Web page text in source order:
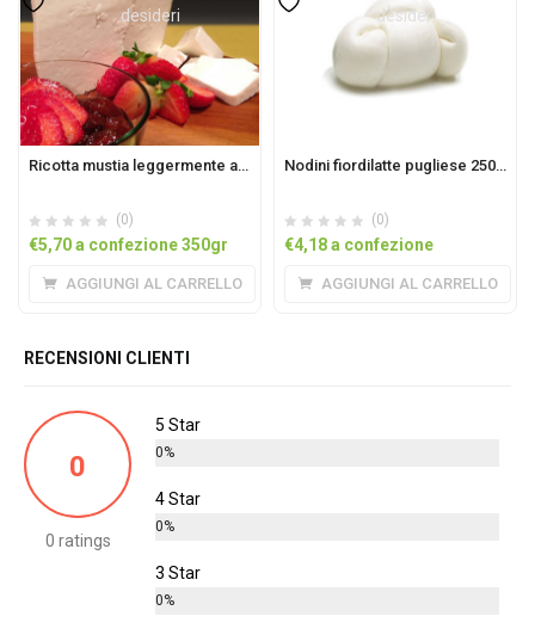
desideri
Ricotta mustia leggermente affumicata confezione 350gr
(0)
€5,70a confezione 350gr
AGGIUNGI AL CARRELLO
desideri
Nodini fiordilatte pugliese 250gr
(0)
€4,18a confezione
AGGIUNGI AL CARRELLO
RECENSIONI CLIENTI
0
0 ratings
5 Star
0%
4 Star
0%
3 Star
0%